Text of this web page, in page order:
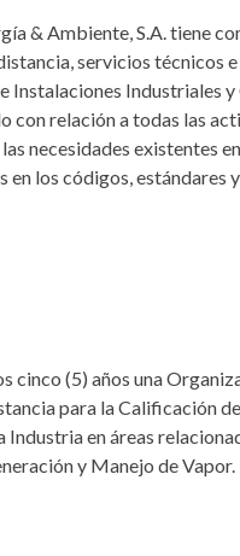
& Ambiente, S.A. tiene
servicios técnicos
Instalaciones Industriales
con relación a todas las
necesidades existentes
en los códigos,
cinco (5) años una
para la Calificación
en áreas
y Manejo de